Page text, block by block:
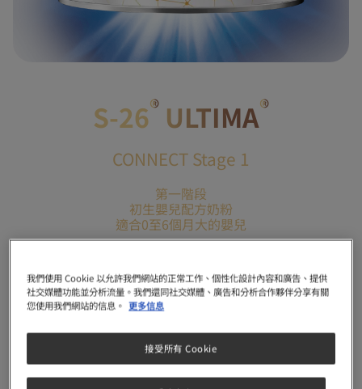
S-26®ULTIMA®
CONNECT Stage 1
第一階段
初生嬰兒配方奶粉
適合0至6個月大的嬰兒
沖調方法
奶
我們使用 Cookie 以允許我們網站的正常工作、個性化設計內容和廣告、提供
社交媒體功能並分析流量。我們還同社交媒體、廣告和分析合作夥伴分享有關
您使用我們網站的信息。 更多信息
接受所有 Cookie